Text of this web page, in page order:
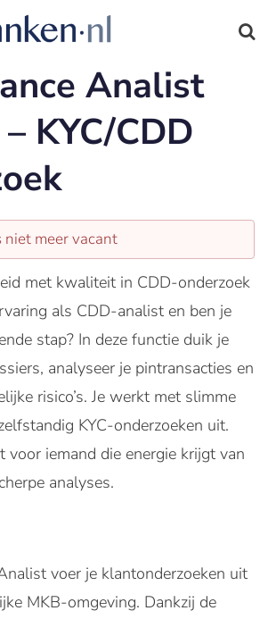
Analist
KYC/CDD
niet meer vacant
met kwaliteit in CDD-onderzoek
als CDD-analist en ben je
stap? In deze functie duik je
analyseer je pintransacties en
risico’s. Je werkt met slimme
KYC-onderzoeken uit.
voor iemand die energie krijgt van
analyses.
voer je klantonderzoeken uit
MKB-omgeving. Dankzij de